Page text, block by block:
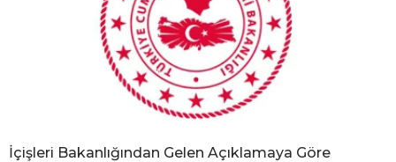
İçişleri Bakanlığından Gelen Açıklamaya Göre